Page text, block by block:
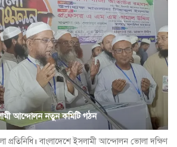
আন্দোলন নতুন কমিটি গঠন
বাংলাদেশে ইসলামী আন্দোলন ভোলা দক্ষিণ